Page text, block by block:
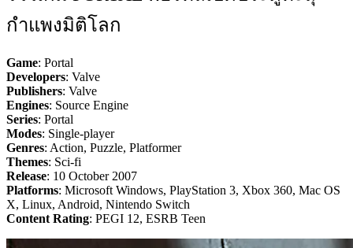
กำแพงมิติโลก
Game: Portal
Developers: Valve
Publishers: Valve
Engines: Source Engine
Series: Portal
Modes: Single-player
Genres: Action, Puzzle, Platformer
Themes: Sci-fi
Release: 10 October 2007
Platforms: Microsoft Windows, PlayStation 3, Xbox 360, Mac OS
X, Linux, Android, Nintendo Switch
Content Rating: PEGI 12, ESRB Teen